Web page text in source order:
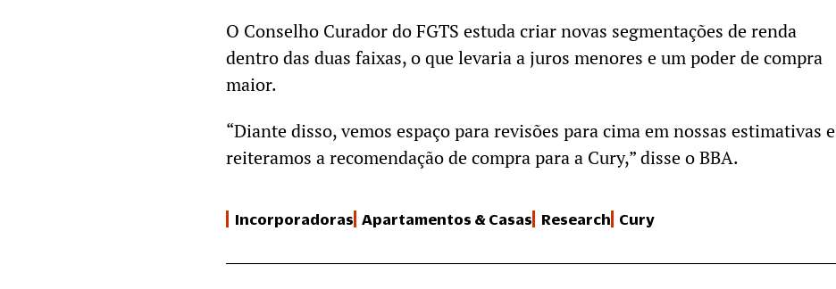
O Conselho Curador do FGTS estuda criar novas segmentações de renda
dentro das duas faixas, o que levaria a juros menores e um poder de compra
maior.
“Diante disso, vemos espaço para revisões para cima em nossas estimativas e
reiteramos a recomendação de compra para a Cury,” disse o BBA.
Incorporadoras Apartamentos & Casas Research Cury